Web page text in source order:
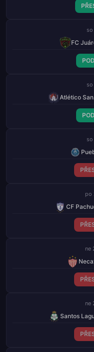
so
FC
so
so
po
CF
ne
ne